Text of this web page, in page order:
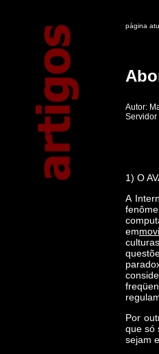
página
Autor:
Servidor
1) O
A
em
Por
que só
sejam